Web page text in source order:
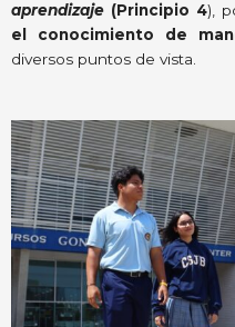
aprendizaje (Principio 4),
el conocimiento de
diversos puntos de vista.